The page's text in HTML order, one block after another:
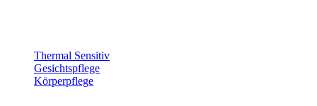
Thermal Sensitiv
Gesichtspflege
Körperpflege